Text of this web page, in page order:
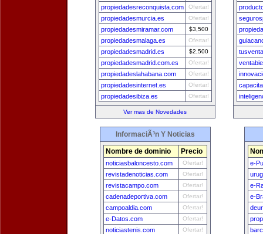
propiedadesreconquista.com Ofertar!
propiedadesmurcia.es Ofertar!
propiedadesmiramar.com $3,500
propiedadesmalaga.es Ofertar!
propiedadesmadrid.es $2,500
propiedadesmadrid.com.es Ofertar!
propiedadeslahabana.com Ofertar!
propiedadesinternet.es Ofertar!
propiedadesibiza.es Ofertar!
Ver mas de Novedades
InformaciÃ³n Y Noticias
Nombre de dominio Precio
noticiasbaloncesto.com Ofertar!
revistadenoticias.com Ofertar!
revistacampo.com Ofertar!
cadenadeportiva.com Ofertar!
campoaldia.com Ofertar!
e-Datos.com Ofertar!
noticiastenis.com Ofertar!
e-
e-
e-